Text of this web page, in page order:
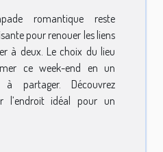
romantique reste
pour renouer les liens
à deux. Le choix du lieu
ce week-end en un
à partager. Découvrez
l’endroit idéal pour un